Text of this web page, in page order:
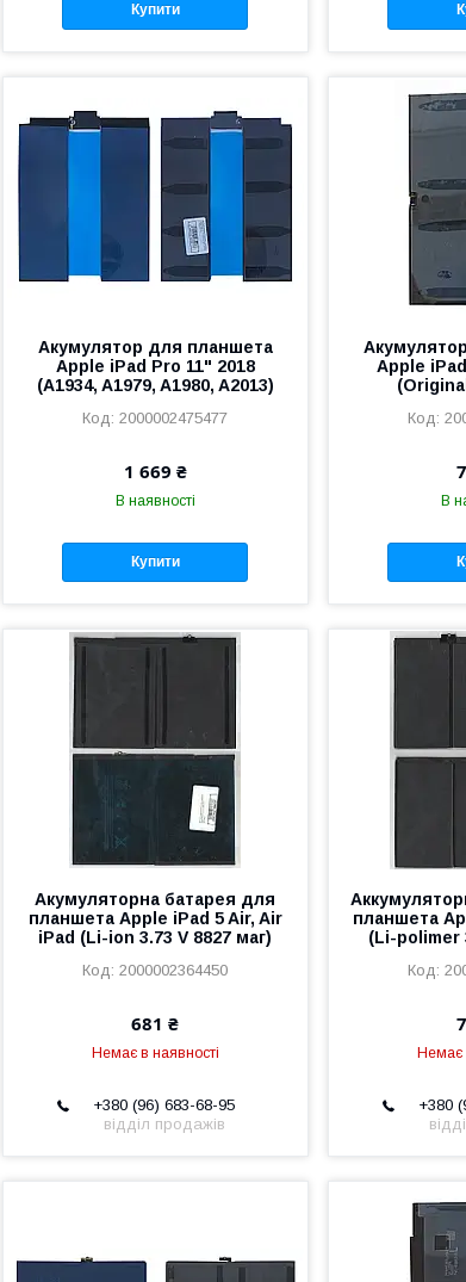
Купити
Акумулятор для планшета
Apple iPad Pro 11" 2018
(A1934, A1979, A1980, A2013)
2000002475477
1 669 ₴
В наявності
Купити
Apple
В
Акумуляторна батарея для
планшета Apple iPad 5 Air, Air
iPad (Li-ion 3.73 V 8827 маг)
2000002364450
681 ₴
Немає в наявності
+380 (96) 683-68-95
відділ продажів
планшета
(Li-polimer
Немає
+380